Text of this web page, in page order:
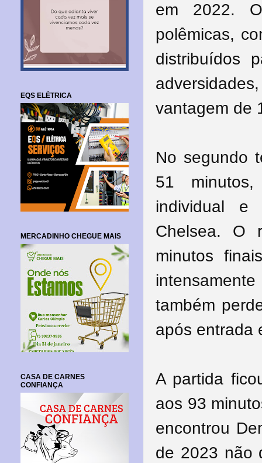
em 2022.
polêmicas,
distribuídos
vantagem de
No segundo
51
individual
Chelsea. O
minutos
também
após entrada
A partida
aos 93
encontrou
de 2023 não
EQS ELÉTRICA
MERCADINHO CHEGUE MAIS
CASA DE CARNES
CONFIANÇA